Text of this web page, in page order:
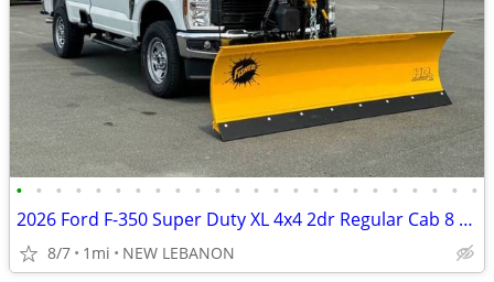
• • • • • • • • • • • • • • • • • • • • • • • •
2026 Ford F-350 Super Duty XL 4x4 2dr Regular Cab 8 ft. LB SRW Pickup
8/7 1mi NEW LEBANON